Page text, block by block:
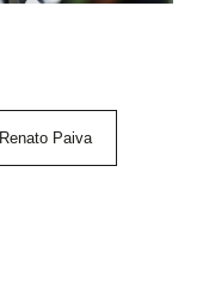
Renato Paiva